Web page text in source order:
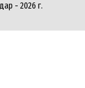
- 2026 г.